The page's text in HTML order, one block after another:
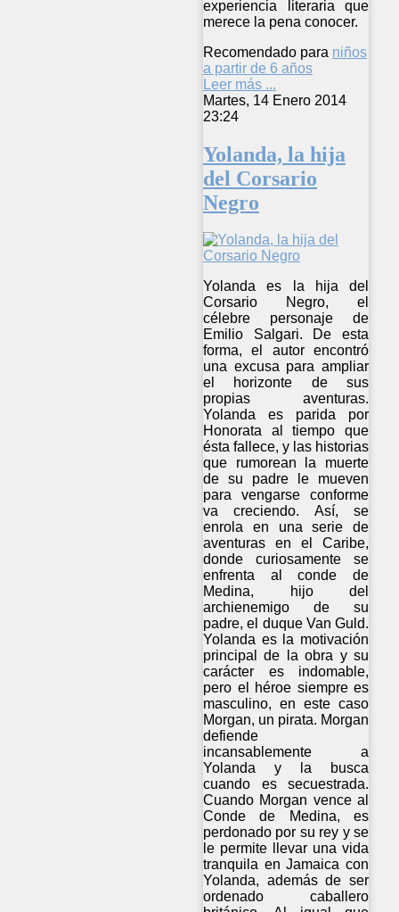
experiencia literaria que
merece la pena conocer.
Recomendado para niños
a partir de 6 años
Leer más ...
Martes, 14 Enero 2014
23:24
Yolanda, la hija
del Corsario
Negro
Yolanda es la hija del
Corsario Negro, el
célebre personaje de
Emilio Salgari. De esta
forma, el autor encontró
una excusa para ampliar
el horizonte de sus
propias aventuras.
Yolanda es parida por
Honorata al tiempo que
ésta fallece, y las historias
que rumorean la muerte
de su padre le mueven
para vengarse conforme
va creciendo. Así, se
enrola en una serie de
aventuras en el Caribe,
donde curiosamente se
enfrenta al conde de
Medina, hijo del
archienemigo de su
padre, el duque Van Guld.
Yolanda es la motivación
principal de la obra y su
carácter es indomable,
pero el héroe siempre es
masculino, en este caso
Morgan, un pirata. Morgan
defiende
incansablemente a
Yolanda y la busca
cuando es secuestrada.
Cuando Morgan vence al
Conde de Medina, es
perdonado por su rey y se
le permite llevar una vida
tranquila en Jamaica con
Yolanda, además de ser
ordenado caballero